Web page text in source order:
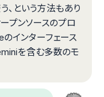
、という方法もあり
ープンソースのプロ
インターフェース
を含む多数のモ